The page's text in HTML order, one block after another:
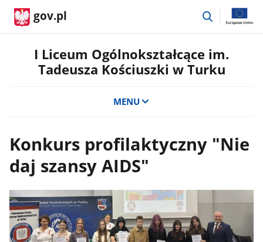
gov.pl
przejdź
I Liceum Ogólnokształcące im.
Tadeusza Kościuszki w Turku
MENU
Konkurs profilaktyczny "Nie
daj szansy AIDS"